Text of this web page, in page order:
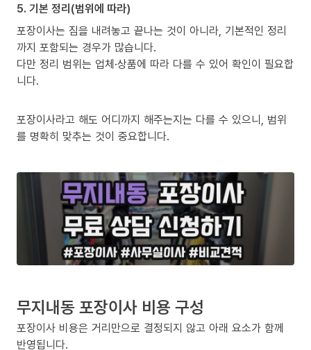
5. 기본 정리(범위에 따라)
포장이사는 짐을 내려놓고 끝나는 것이 아니라, 기본적인 정리
까지 포함되는 경우가 많습니다.
다만 정리 범위는 업체·상품에 따라 다를 수 있어 확인이 필요합
니다.
포장이사라고 해도 어디까지 해주는지는 다를 수 있으니, 범위
를 명확히 맞추는 것이 중요합니다.
무지내동 포장이사 비용 구성
포장이사 비용은 거리만으로 결정되지 않고 아래 요소가 함께
반영됩니다.